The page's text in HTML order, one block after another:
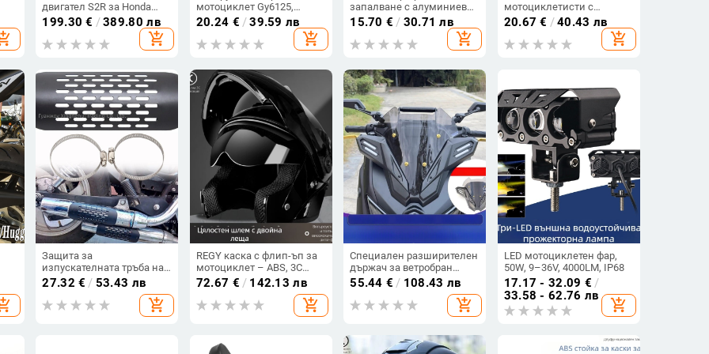
двигател S2R за Honda
Gold Wing 1800 GL1800,
персонализираема,
съвместима с Gold Wing
199.30 € /389.80 лв
add_shopping_cart
мотоциклет Gy6125,
двупосочно дърпане на
кодове, магнитен дърпач
за кодове,
мултифункционален
20.24 € /39.59 лв
add_shopping_cart
запалване с алуминиево
ядро и пластмасов корпус
за мини мотоциклети
15.70 € / 30.71 лв
add_shopping_cart
мотоциклетисти с
еластичен топъл
материал
20.67 € /40.43 лв
add_shopping_cart
Защита за
изпускателната тръба на
мотоциклета –
антиизгарящ капак,
марка TrichTu Mount,
модел OTCOVER00427,
27.32 € / 53.43 лв
add_shopping_cart
REGY каска с флип-ъп за
мотоциклет – ABS, 3C
сертифицирана,
възрастни, всесезонна, за
градски пътувания
72.67 € / 142.13 лв
add_shopping_cart
Специален разширителен
държач за ветробран
NMAX към XMAX, модел
NMAX155, марка Jpa
55.44 € / 108.43 лв
add_shopping_cart
LED мотоциклетен фар,
50W, 9–36V, 4000LM, IP68
17.17 - 32.09 € /
33.58 - 62.76 лв
add_shopping_cart